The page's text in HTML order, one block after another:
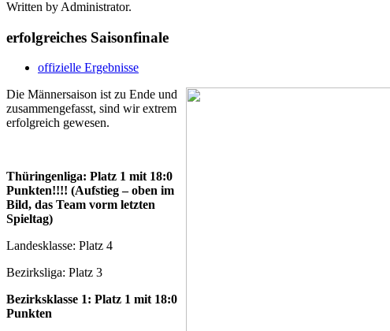
Written by Administrator.
erfolgreiches Saisonfinale
offizielle Ergebnisse
Die Männersaison ist zu Ende und
zusammengefasst, sind wir extrem
erfolgreich gewesen.
Thüringenliga: Platz 1 mit 18:0
Punkten!!!! (Aufstieg – oben im
Bild, das Team vorm letzten
Spieltag)
Landesklasse: Platz 4
Bezirksliga: Platz 3
Bezirksklasse 1: Platz 1 mit 18:0
Punkten